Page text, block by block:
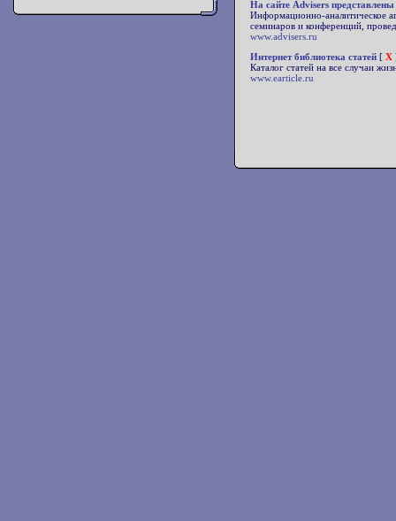
На сайте Advisers
Информационно-аналитическое
семинаров и конференций,
www.advisers.ru
Интернет библиотека статей [ X
Каталог статей на все случаи
www.earticle.ru